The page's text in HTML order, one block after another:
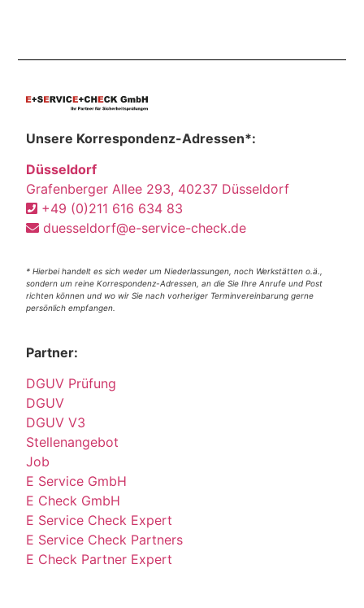
Unsere Korrespondenz-Adressen*:
Düsseldorf
Grafenberger Allee 293, 40237 Düsseldorf
+49 (0)211 616 634 83
duesseldorf@e-service-check.de
* Hierbei handelt es sich weder um Niederlassungen, noch Werkstätten o.ä.,
sondern um reine Korrespondenz-Adressen, an die Sie Ihre Anrufe und Post
richten können und wo wir Sie nach vorheriger Terminvereinbarung gerne
persönlich empfangen.
Partner:
DGUV Prüfung
DGUV
DGUV V3
Stellenangebot
Job
E Service GmbH
E Check GmbH
E Service Check Expert
E Service Check Partners
E Check Partner Expert